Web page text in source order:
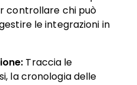
controllare chi può
le integrazioni in
Traccia le
la cronologia delle